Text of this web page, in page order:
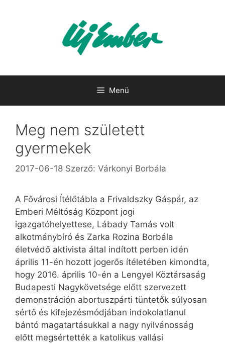
Menü
Meg nem született
gyermekek
2017-06-18 Szerző: Várkonyi Borbála
A Fővárosi Ítélőtábla a Frivaldszky Gáspár, az
Emberi Méltóság Központ jogi
igazgatóhelyettese, Lábady Tamás volt
alkotmánybíró és Zarka Rozina Borbála
életvédő aktivista által indított perben idén
április 11-én hozott jogerős ítéletében kimondta,
hogy 2016. április 10-én a Lengyel Köztársaság
Budapesti Nagykövetsége előtt szervezett
demonstráción abortuszpárti tüntetők súlyosan
sértő és kifejezésmódjában indokolatlanul
bántó magatartásukkal a nagy nyilvánosság
előtt megsértették a katolikus vallási